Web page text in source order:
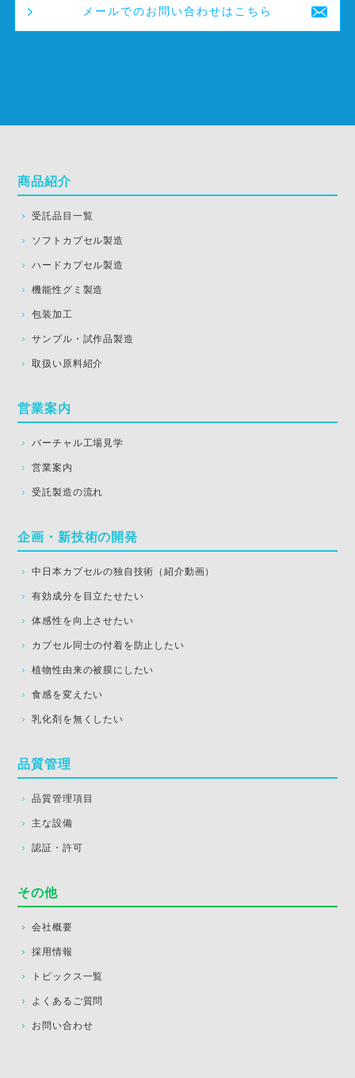
メールでのお問い合わせはこちら
商品紹介
受託品目一覧
ソフトカプセル製造
ハードカプセル製造
機能性グミ製造
包装加工
サンプル・試作品製造
取扱い原料紹介
営業案内
バーチャル工場見学
営業案内
受託製造の流れ
企画・新技術の開発
中日本カプセルの独自技術（紹介動画）
有効成分を目立たせたい
体感性を向上させたい
カプセル同士の付着を防止したい
植物性由来の被膜にしたい
食感を変えたい
乳化剤を無くしたい
品質管理
品質管理項目
主な設備
認証・許可
その他
会社概要
採用情報
トピックス一覧
よくあるご質問
お問い合わせ